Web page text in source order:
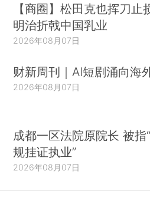
【商圈】松田克也挥刀止
明治折戟中国乳业
2026年08月07日
财新周刊｜AI短剧涌向海
2026年08月07日
成都一区法院原院长 被指
规挂证执业”
2026年08月07日